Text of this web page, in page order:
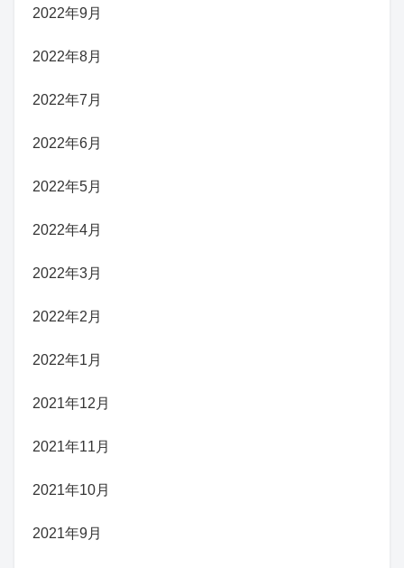
2022年9月
2022年8月
2022年7月
2022年6月
2022年5月
2022年4月
2022年3月
2022年2月
2022年1月
2021年12月
2021年11月
2021年10月
2021年9月